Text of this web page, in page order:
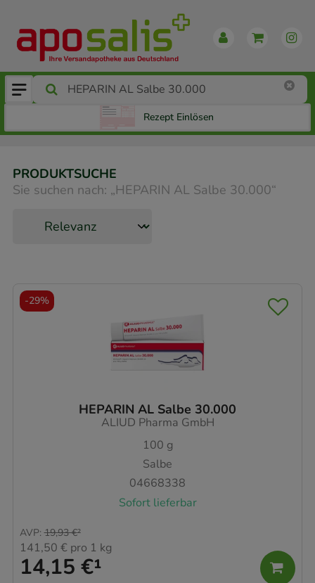
Rezept Einlösen
PRODUKTSUCHE
Sie suchen nach: „HEPARIN AL Salbe 30.000“
HEPARIN AL Salbe 30.000
ALIUD Pharma GmbH
100 g
Salbe
04668338
Sofort lieferbar
14,15 €¹
AVP: 19,93 €²
141,50 € pro 1 kg
-29%